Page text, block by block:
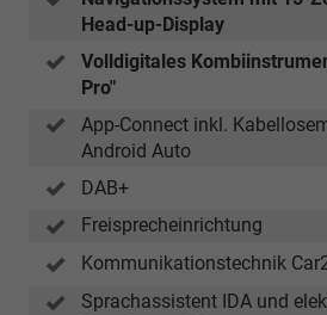
Head-up-Display
Volldigitales
Pro"
App-Connect inkl.
Android Auto
DAB+
Freisprecheinrichtung
Kommunikationstechnik
Sprachassistent IDA und